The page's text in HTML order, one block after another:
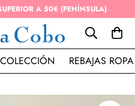
A 50€ (PENÍNSULA)
REBAJAS ROPA